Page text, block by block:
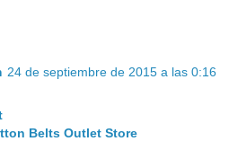
24 de septiembre de 2015 a las 0:16
Belts Outlet Store